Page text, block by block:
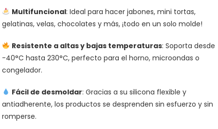
Multifuncional: Ideal para hacer jabones, mini tortas,
gelatinas, velas, chocolates y más, ¡todo en un solo molde!
Resistente a altas y bajas temperaturas: Soporta desde
-40°C hasta 230°C, perfecto para el horno, microondas o
congelador.
Fácil de desmoldar: Gracias a su silicona flexible y
antiadherente, los productos se desprenden sin esfuerzo y sin
romperse.